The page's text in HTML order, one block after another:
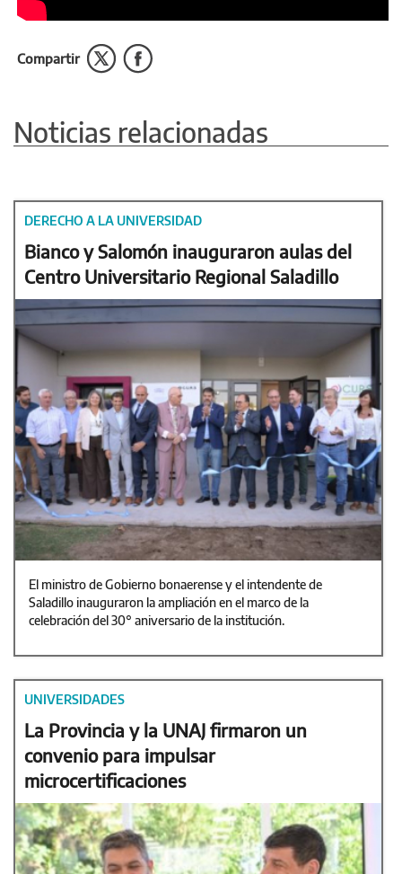
Compartir
Noticias relacionadas
DERECHO A LA UNIVERSIDAD
Bianco y Salomón inauguraron aulas del
Centro Universitario Regional Saladillo
El ministro de Gobierno bonaerense y el intendente de
Saladillo inauguraron la ampliación en el marco de la
celebración del 30° aniversario de la institución.
UNIVERSIDADES
La Provincia y la UNAJ firmaron un
convenio para impulsar
microcertificaciones